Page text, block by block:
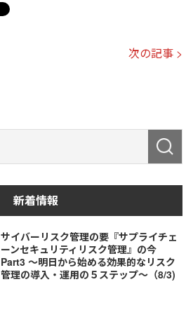
次の記事 >
新着情報
サイバーリスク管理の要『サプライチェ
ーンセキュリティリスク管理』の今
Part3 ～明日から始める効果的なリスク
管理の導入・運用の５ステップ～（8/3)